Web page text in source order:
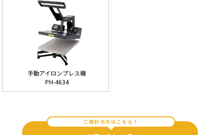
手動アイロンプレス機
PH-4634
ご検討の方はこちら！